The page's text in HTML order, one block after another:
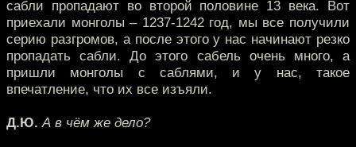
сабли пропадают во второй половине 13 века. Вот
приехали монголы – 1237-1242 год, мы все получили
серию разгромов, а после этого у нас начинают резко
пропадать сабли. До этого сабель очень много, а
пришли монголы с саблями, и у нас, такое
впечатление, что их все изъяли.
Д.Ю. А в чём же дело?